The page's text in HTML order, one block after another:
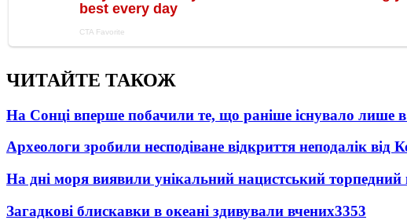
ЧИТАЙТЕ ТАКОЖ
На Сонці вперше побачили те, що раніше існувало лише в
Археологи зробили несподіване відкриття неподалік від
На дні моря виявили унікальний нацистський торпедний
Загадкові блискавки в океані здивували вчених3353